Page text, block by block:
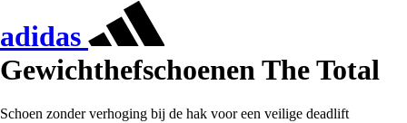
adidas
Gewichthefschoenen The Total
Schoen zonder verhoging bij de hak voor een veilige deadlift